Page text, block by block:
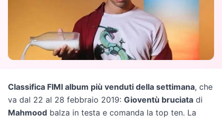
Classifica FIMI album più venduti della settimana, che
va dal 22 al 28 febbraio 2019: Gioventù bruciata di
Mahmood balza in testa e comanda la top ten. La